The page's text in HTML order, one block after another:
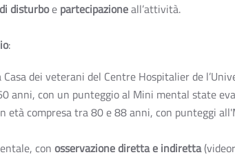
disturboe partecipazioneall’attività.
:
dei veterani del Centre Hospitalier de
anni, con un punteggio al Mini mental state
età compresa tra 80 e 88 anni, con punteggi
con osservazione diretta e indiretta